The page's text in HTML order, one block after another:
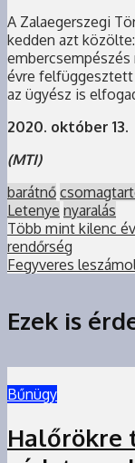
A Zalaegerszegi
kedden azt
évre felfüggesztett
az ügyész is
2020. október 13.
(MTI)
barátnő
Letenye nyaralás
Több mint kilenc
rendőrség
Fegyveres
Ezek is
Bűnügy
Halőrökre